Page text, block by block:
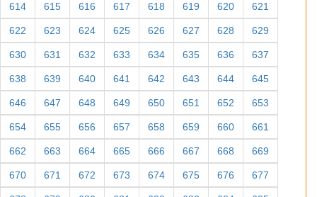
614 615 616 617 618 619 620 621
622 623 624 625 626 627 628 629
630 631 632 633 634 635 636 637
638 639 640 641 642 643 644 645
646 647 648 649 650 651 652 653
654 655 656 657 658 659 660 661
662 663 664 665 666 667 668 669
670 671 672 673 674 675 676 677